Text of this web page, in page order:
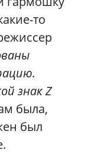
то
знак Z
была,
был